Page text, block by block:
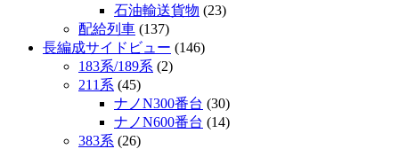
石油輸送貨物 (23)
配給列車 (137)
長編成サイドビュー (146)
183系/189系 (2)
211系 (45)
ナノN300番台 (30)
ナノN600番台 (14)
383系 (26)